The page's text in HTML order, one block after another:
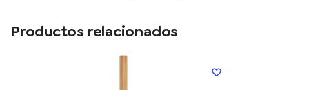
Productos relacionados